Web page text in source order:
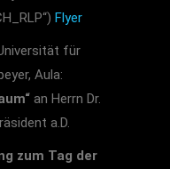
Flyer
für
Aula:
an Herrn Dr.
a.D.
zum Tag der